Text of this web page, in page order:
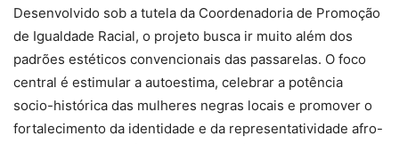
Desenvolvido sob a tutela da Coordenadoria de Promoção
de Igualdade Racial, o projeto busca ir muito além dos
padrões estéticos convencionais das passarelas. O foco
central é estimular a autoestima, celebrar a potência
socio-histórica das mulheres negras locais e promover o
fortalecimento da identidade e da representatividade afro-